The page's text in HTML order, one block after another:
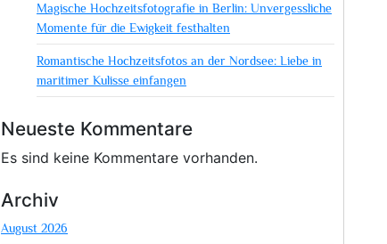
Magische Hochzeitsfotografie in Berlin: Unvergessliche
Momente für die Ewigkeit festhalten
Romantische Hochzeitsfotos an der Nordsee: Liebe in
maritimer Kulisse einfangen
Neueste Kommentare
Es sind keine Kommentare vorhanden.
Archiv
August 2026